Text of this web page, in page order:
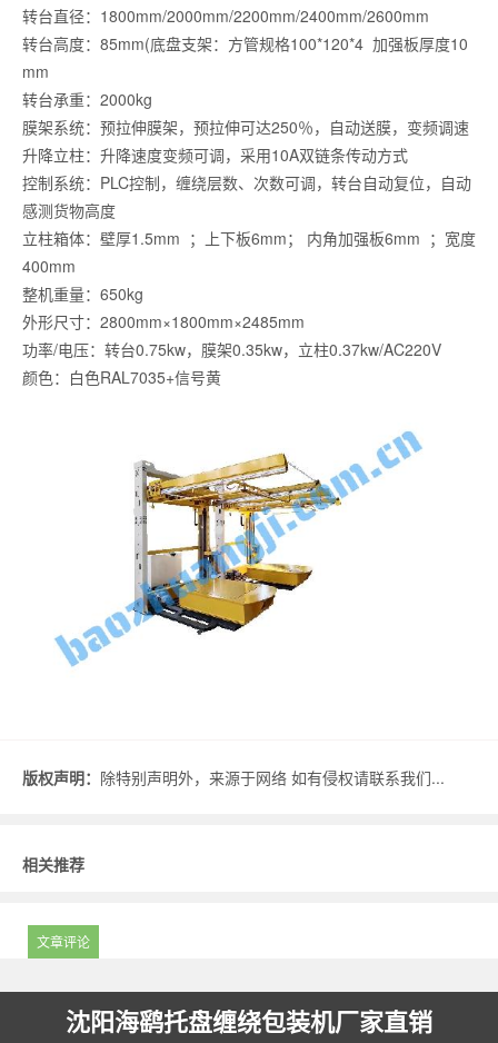
转台直径：1800mm/2000mm/2200mm/2400mm/2600mm
转台高度：85mm(底盘支架：方管规格100*120*4 加强板厚度10
mm
转台承重：2000kg
膜架系统：预拉伸膜架，预拉伸可达250％，自动送膜，变频调速
升降立柱：升降速度变频可调，采用10A双链条传动方式
控制系统：PLC控制，缠绕层数、次数可调，转台自动复位，自动
感测货物高度
立柱箱体：壁厚1.5mm ；上下板6mm； 内角加强板6mm ；宽度
400mm
整机重量：650kg
外形尺寸：2800mm×1800mm×2485mm
功率/电压：转台0.75kw，膜架0.35kw，立柱0.37kw/AC220V
颜色：白色RAL7035+信号黄
版权声明： 除特别声明外，来源于网络 如有侵权请联系我们...
相关推荐
文章评论
沈阳海鹞托盘缠绕包装机厂家直销